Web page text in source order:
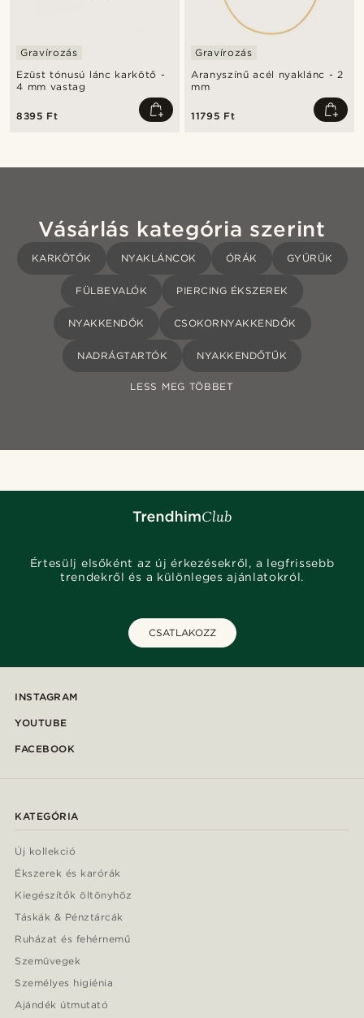
Ezüst tónusú lánc karkötő -
4 mm vastag
Gravírozás
8395 Ft
Aranyszínű acél nyaklánc - 2
mm
Gravírozás
11795 Ft
Vásárlás kategória szerint
KARKÖTŐK NYAKLÁNCOK ÓRÁK GYŰRŰK
FÜLBEVALÓK PIERCING ÉKSZEREK
NYAKKENDŐK CSOKORNYAKKENDŐK
NADRÁGTARTÓK NYAKKENDŐTŰK
LESS MEG TÖBBET
Értesülj elsőként az új érkezésekről, a legfrissebb
trendekről és a különleges ajánlatokról.
CSATLAKOZZ
INSTAGRAM
YOUTUBE
FACEBOOK
KATEGÓRIA
Új kollekció
Ékszerek és karórák
Kiegészítők öltönyhöz
Táskák & Pénztárcák
Ruházat és fehérnemű
Szemüvegek
Személyes higiénia
Ajándék útmutató